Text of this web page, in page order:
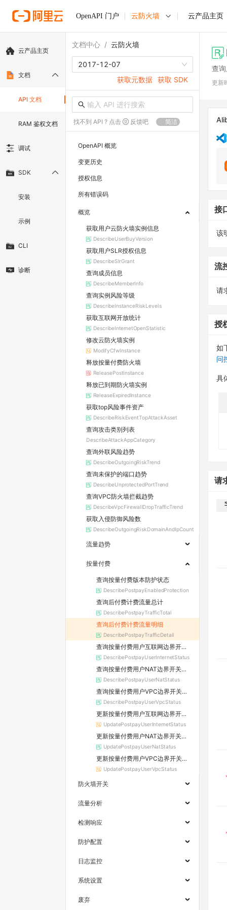
OpenAPI 门户 云防火墙 云产品主页
云产品主页
文档
API 文档
RAM 鉴权文档
调试
SDK
安装
示例
CLI
诊断
文档中心 / 云防火墙
2017-12-07
获取元数据 获取 SDK
找不到 API ? 点击 反馈吧 简洁
OpenAPI 概览
变更历史
授权信息
所有错误码
概览
获取用户云防火墙实例信息
DescribeUserBuyVersion
获取用户SLR授权信息
DescribeSlrGrant
查询成员信息
DescribeMemberInfo
查询实例风险等级
DescribeInstanceRiskLevels
获取互联网开放统计
DescribeInternetOpenStatistic
修改云防火墙实例
ModifyCfwInstance
释放按量付费防火墙
ReleasePostInstance
释放已到期防火墙实例
ReleaseExpiredInstance
获取top风险事件资产
DescribeRiskEventTopAttackAsset
查询攻击类别列表
DescribeAttackAppCategory
查询外联风险趋势
DescribeOutgoingRiskTrend
查询未保护的端口趋势
DescribeUnprotectedPortTrend
查询VPC防火墙拦截趋势
DescribeVpcFirewallDropTrafficTrend
获取入侵防御风险数
DescribeOutgoingRiskDomainAndIpCount
流量趋势
按量付费
查询按量付费版本防护状态
DescribePostpayEnabledProtection
查询后付费计费流量总计
DescribePostpayTrafficTotal
查询后付费计费流量明细
DescribePostpayTrafficDetail
查询按量付费用户互联网边界开关模块状态
DescribePostpayUserInternetStatus
查询按量付费用户NAT边界开关模块状态
DescribePostpayUserNatStatus
查询按量付费用户VPC边界开关模块状态
DescribePostpayUserVpcStatus
更新按量付费用户互联网边界开关模块状态
UpdatePostpayUserInternetStatus
更新按量付费用户NAT边界开关模块状态
UpdatePostpayUserNatStatus
更新按量付费用户VPC边界开关模块状态
UpdatePostpayUserVpcStatus
防火墙开关
流量分析
检测响应
防护配置
日志监控
系统设置
废弃
查
更新
接
该
流
请
授
如
问
具
请